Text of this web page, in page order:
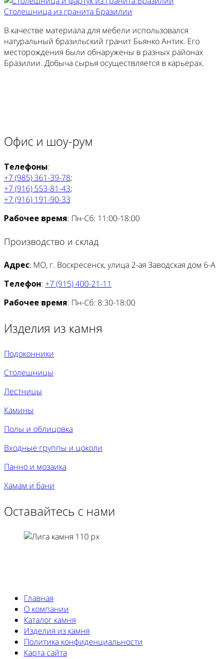
Столешница из гранита Бразилии
В качестве материала для мебели использовался
натуральный бразильский гранит Бьянко Антик. Его
месторождения были обнаружены в разных районах
Бразилии. Добыча сырья осуществляется в карьерах.
Офис и шоу-рум
Телефоны:
+7 (985) 361-39-78;
+7 (916) 553-81-43;
+7 (916) 191-90-33
Рабочее время: Пн-Сб: 11:00-18:00
Производство и склад
Адрес: МО, г. Воскресенск, улица 2-ая Заводская дом 6-А
Телефон: +7 (915) 400-21-11
Рабочее время: Пн-Сб: 8:30-18:00
Изделия из камня
Подоконники
Столешницы
Лестницы
Камины
Полы и облицовка
Входные группы и цоколи
Панно и мозаика
Хамам и бани
Оставайтесь с нами
Главная
О компании
Каталог камня
Изделия из камня
Политика конфиденциальности
Карта сайта